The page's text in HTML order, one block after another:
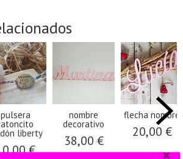
pulsera
liberty
€
nombre
decorativo
38,00 €
flecha nombre
20,00 €